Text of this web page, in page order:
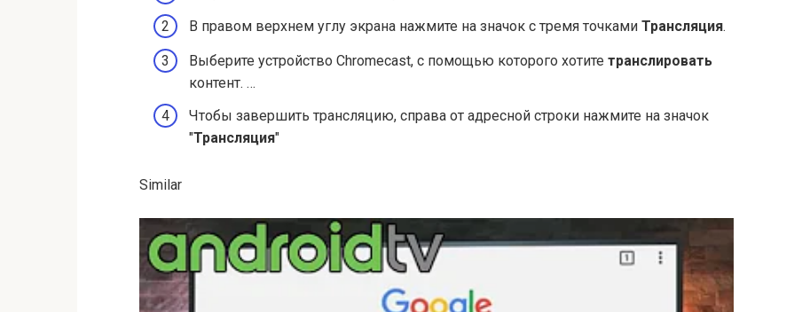
В правом верхнем углу экрана нажмите на значок с тремя точками Трансляция.
Выберите устройство Chromecast, с помощью которого хотите транслировать
контент. …
Чтобы завершить трансляцию, справа от адресной строки нажмите на значок
"Трансляция"
Similar